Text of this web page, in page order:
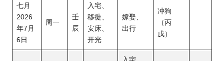
七月
2026
年7月
6日
周一
壬
辰
入宅、
移徙、
安床、
开光
嫁娶、
出行
冲狗
（丙
戌）